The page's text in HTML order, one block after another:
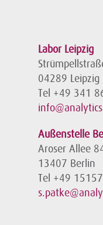
Labor Leipzig
04289 Leipzig
Tel +49 341
Außenstelle
Aroser Allee
13407 Berlin
Tel +49